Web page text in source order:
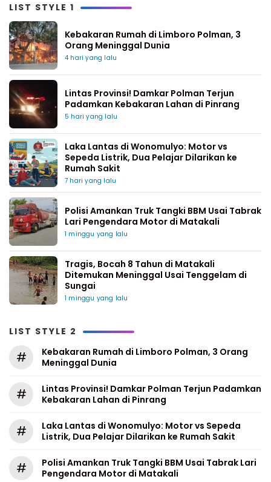
LIST STYLE 1
Kebakaran Rumah di Limboro Polman, 3
Orang Meninggal Dunia
4 hari yang lalu
Lintas Provinsi! Damkar Polman Terjun
Padamkan Kebakaran Lahan di Pinrang
5 hari yang lalu
Laka Lantas di Wonomulyo: Motor vs
Sepeda Listrik, Dua Pelajar Dilarikan ke
Rumah Sakit
7 hari yang lalu
Polisi Amankan Truk Tangki BBM Usai Tabrak
Lari Pengendara Motor di Matakali
1 minggu yang lalu
Tragis, Bocah 8 Tahun di Matakali
Ditemukan Meninggal Usai Tenggelam di
Sungai
1 minggu yang lalu
LIST STYLE 2
#
Kebakaran Rumah di Limboro Polman, 3 Orang
Meninggal Dunia
#
Lintas Provinsi! Damkar Polman Terjun Padamkan
Kebakaran Lahan di Pinrang
#
Laka Lantas di Wonomulyo: Motor vs Sepeda
Listrik, Dua Pelajar Dilarikan ke Rumah Sakit
#
Polisi Amankan Truk Tangki BBM Usai Tabrak Lari
Pengendara Motor di Matakali